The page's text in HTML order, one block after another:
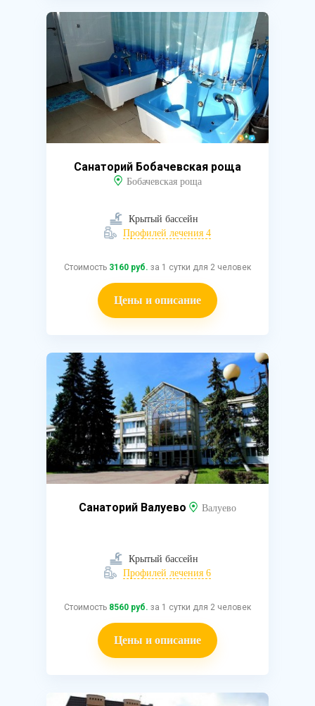
Санаторий Бобачевская роща
Бобачевская роща
Крытый бассейн
Профилей лечения 4
Стоимость 3160 руб. за 1 сутки для 2 человек
Цены и описание
Санаторий Валуево Валуево
Крытый бассейн
Профилей лечения 6
Стоимость 8560 руб. за 1 сутки для 2 человек
Цены и описание